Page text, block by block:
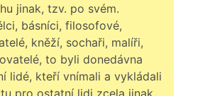
jinak, tzv. po svém.
básníci, filosofové,
kněží, sochaři, malíři,
to byli donedávna
lidé, kteří vnímali a vykládali
pro ostatní lidi zcela jinak,